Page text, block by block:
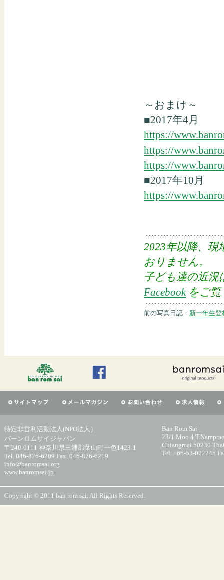
～おまけ～
■2017年4月
https://
https://
https://
■2017年10月
https://
2023年以降、現
おりません。
子ども達の近
Facebookをご覧
前の写真日記： 新一年生登
特定非営利活動法人(NPO法人）
バーンロムサイジャパン
〒240-0111 神奈川県三浦郡葉山町一色1423-1
Tel. 046-876-6209 Fax. 046-876-6219
info@banromsai.org
www.banromsai.jp
Ban Rom Sai
23/1 Moo 4
Chiangmai 50230
Tel. +66-53-022245
Copyright © 2011 ban rom sai. All Rights Reserved.